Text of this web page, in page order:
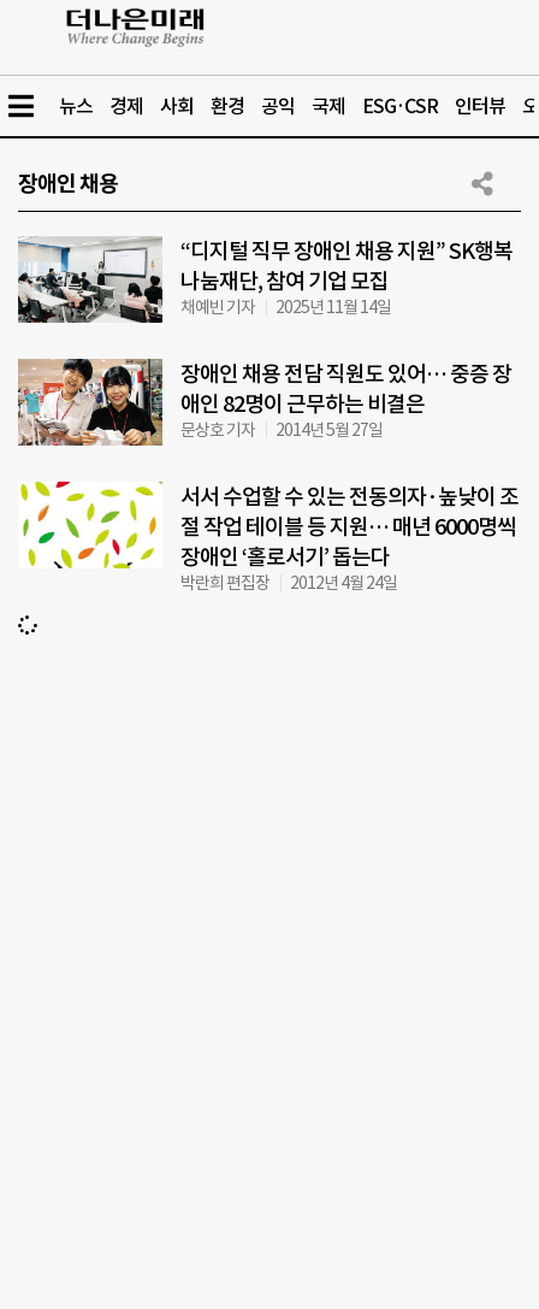
뉴스 경제 사회 환경 공익 국제 ESG·CSR 인터뷰
장애인 채용
“디지털 직무 장애인 채용 지원” SK행복
나눔재단, 참여 기업 모집
채예빈 기자 2025년 11월 14일
장애인 채용 전담 직원도 있어… 중증 장
애인 82명이 근무하는 비결은
문상호 기자 2014년 5월 27일
서서 수업할 수 있는 전동의자·높낮이 조
절 작업 테이블 등 지원… 매년 6000명씩
장애인 ‘홀로서기’ 돕는다
박란희 편집장 2012년 4월 24일